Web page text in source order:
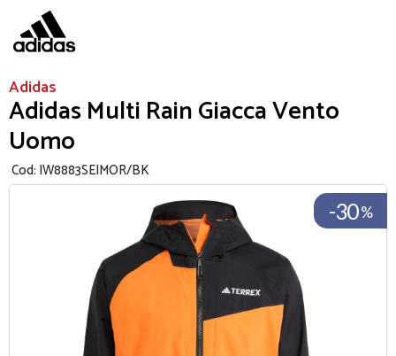
Adidas
Adidas Multi Rain Giacca Vento
Uomo
Cod: IW8883SEIMOR/BK
-30%